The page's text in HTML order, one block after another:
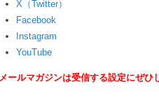
X（Twitter）
Facebook
Instagram
YouTube
メールマガジンは受信する設定にぜひ